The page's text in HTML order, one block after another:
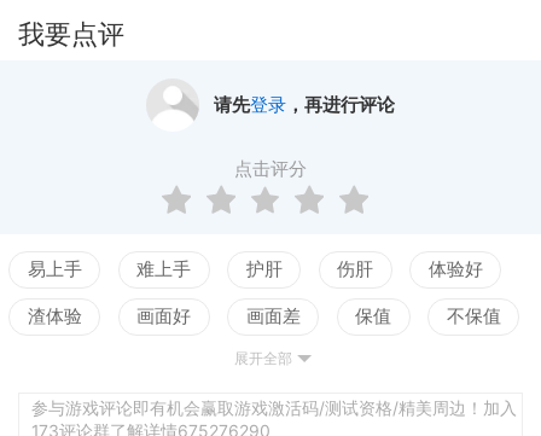
我要点评
请先登录，再进行评论
点击评分
易上手 难上手 护肝 伤肝 体验好
渣体验 画面好 画面差 保值 不保值
测试
展开全部
参与游戏评论即有机会赢取游戏激活码/测试资格/精美周边！加入
173评论群了解详情675276290